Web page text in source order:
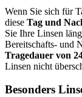
Wenn Sie sich für
diese Tag und
Sie Ihre Linsen
Bereitschafts- und
Tragedauer von
Linsen nicht
Besonders